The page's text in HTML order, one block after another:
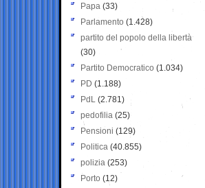
Papa (33)
Parlamento (1.428)
partito del popolo della libertà
(30)
Partito Democratico (1.034)
PD (1.188)
PdL (2.781)
pedofilia (25)
Pensioni (129)
Politica (40.855)
polizia (253)
Porto (12)